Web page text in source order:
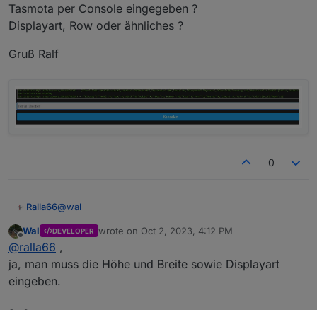
Tasmota per Console eingegeben ?
Displayart, Row oder ähnliches ?
Gruß Ralf
0
Ralla66@wal
habe auch mal 8x8 Matrix bestellt. Wurde was in
Tasmota per Console eingegeben ?
Displayart, Row oder ähnliches ?
Gruß Ralf
Offline
Wal DEVELOPER wrote on Oct 2, 2023, 4:12 PM
last edited by
@ralla66 ,
ja, man muss die Höhe und Breite sowie Displayart
eingeben.